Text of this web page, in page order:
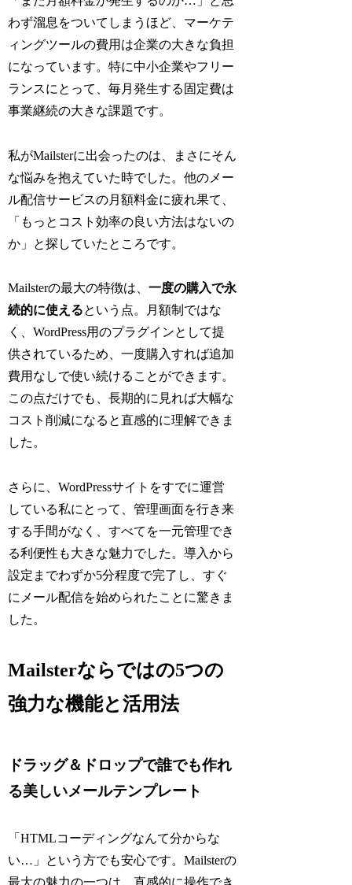
わず溜息をついてしまうほど、マーケテ
ィングツールの費用は企業の大きな負担
になっています。特に中小企業やフリー
ランスにとって、毎月発生する固定費は
事業継続の大きな課題です。
私がMailsterに出会ったのは、まさにそん
な悩みを抱えていた時でした。他のメー
ル配信サービスの月額料金に疲れ果て、
「もっとコスト効率の良い方法はないの
か」と探していたところです。
Mailsterの最大の特徴は、一度の購入で永
続的に使えるという点。月額制ではな
く、WordPress用のプラグインとして提
供されているため、一度購入すれば追加
費用なしで使い続けることができます。
この点だけでも、長期的に見れば大幅な
コスト削減になると直感的に理解できま
した。
さらに、WordPressサイトをすでに運営
している私にとって、管理画面を行き来
する手間がなく、すべてを一元管理でき
る利便性も大きな魅力でした。導入から
設定までわずか5分程度で完了し、すぐ
にメール配信を始められたことに驚きま
した。
Mailsterならではの5つの
強力な機能と活用法
ドラッグ＆ドロップで誰でも作れ
る美しいメールテンプレート
「HTMLコーディングなんて分からな
い…」という方でも安心です。Mailsterの